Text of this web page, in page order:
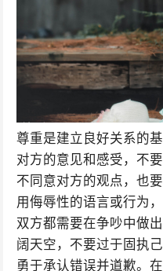
尊重是建立良好关系的
对方的意见和感受，不
不同意对方的观点，也
用侮辱性的语言或行为
双方都需要在争吵中做
阔天空，不要过于固执
勇于承认错误并道歉。